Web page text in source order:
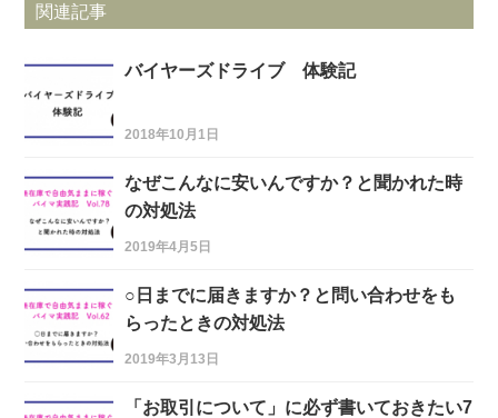
関連記事
バイヤーズドライブ 体験記
2018年10月1日
なぜこんなに安いんですか？と聞かれた時
の対処法
2019年4月5日
○日までに届きますか？と問い合わせをも
らったときの対処法
2019年3月13日
「お取引について」に必ず書いておきたい7